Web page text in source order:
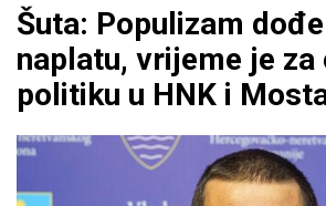
Šuta: Populizam
naplatu, vrijeme je za
politiku u HNK i